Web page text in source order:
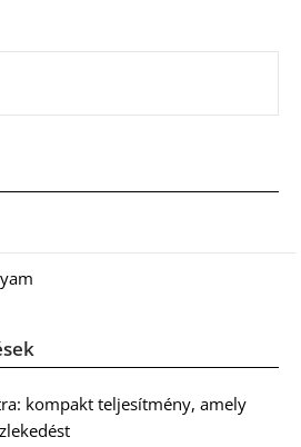
kompakt teljesítmény, amely